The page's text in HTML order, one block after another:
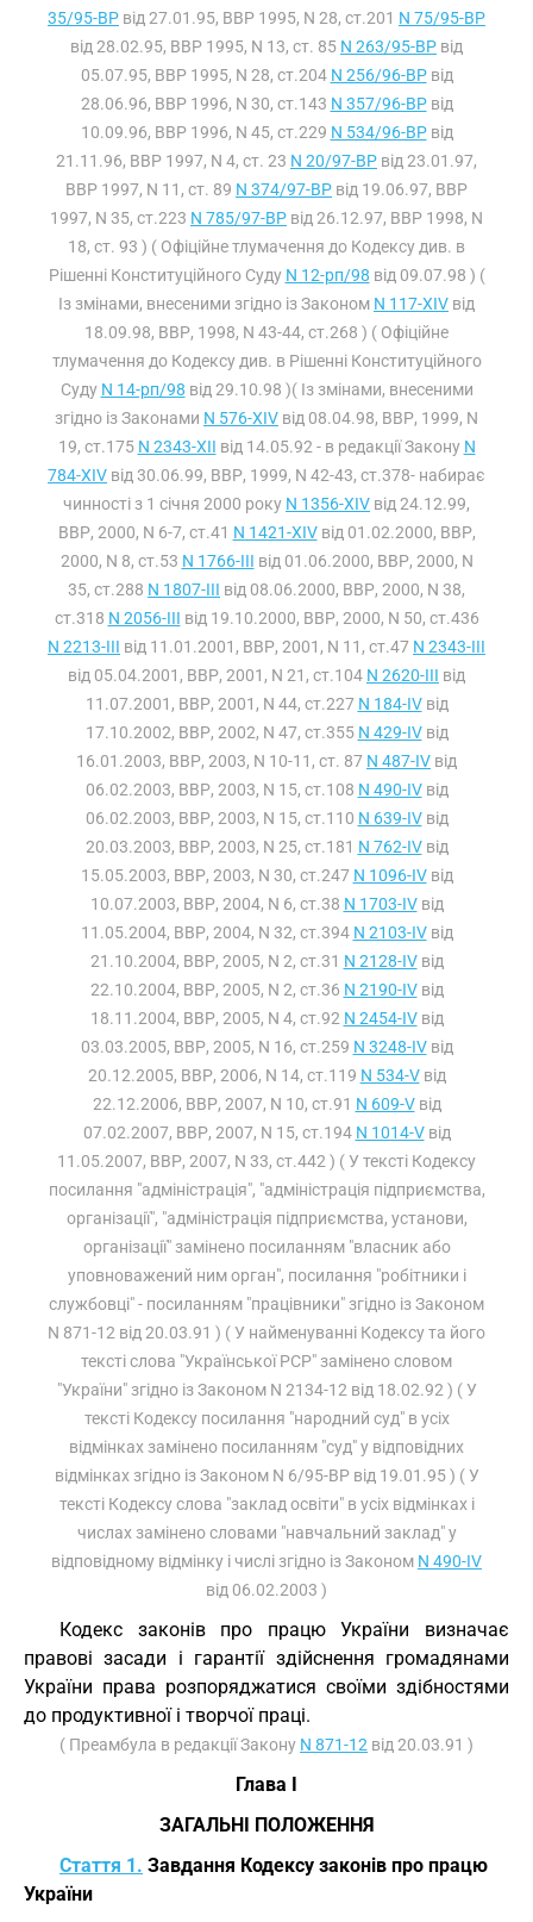
35/95-ВР від 27.01.95, ВВР 1995, N 28, ст.201 N 75/95-ВР
від 28.02.95, ВВР 1995, N 13, ст. 85 N 263/95-ВР від
05.07.95, ВВР 1995, N 28, ст.204 N 256/96-ВРвід
28.06.96, ВВР 1996, N 30, ст.143 N 357/96-ВРвід
10.09.96, ВВР 1996, N 45, ст.229 N 534/96-ВРвід
21.11.96, ВВР 1997, N 4, ст. 23 N 20/97-ВР від 23.01.97,
ВВР 1997, N 11, ст. 89 N 374/97-ВР від 19.06.97, ВВР
1997, N 35, ст.223 N 785/97-ВР від 26.12.97, ВВР 1998, N
18, ст. 93 ) ( Офіційне тлумачення до Кодексу див. в
Рішенні Конституційного Суду N 12-рп/98 від 09.07.98 ) (
Із змінами, внесеними згідно із Законом N 117-XIV від
18.09.98, ВВР, 1998, N 43-44, ст.268 ) ( Офіційне
тлумачення до Кодексу див. в Рішенні Конституційного
Суду N 14-рп/98 від 29.10.98 )( Із змінами, внесеними
згідно із Законами N 576-XIV від 08.04.98, ВВР, 1999, N
19, ст.175 N 2343-XII від 14.05.92 - в редакції Закону N
784-XIV від 30.06.99, ВВР, 1999, N 42-43, ст.378- набирає
чинності з 1 січня 2000 року N 1356-XIV від 24.12.99,
ВВР, 2000, N 6-7, ст.41 N 1421-XIVвід 01.02.2000, ВВР,
2000, N 8, ст.53 N 1766-III від 01.06.2000, ВВР, 2000, N
35, ст.288 N 1807-III від 08.06.2000, ВВР, 2000, N 38,
ст.318 N 2056-III від 19.10.2000, ВВР, 2000, N 50, ст.436
N 2213-III від 11.01.2001, ВВР, 2001, N 11, ст.47 N 2343-III
від 05.04.2001, ВВР, 2001, N 21, ст.104 N 2620-III від
11.07.2001, ВВР, 2001, N 44, ст.227 N 184-IVвід
17.10.2002, ВВР, 2002, N 47, ст.355 N 429-IVвід
16.01.2003, ВВР, 2003, N 10-11, ст. 87 N 487-IV від
06.02.2003, ВВР, 2003, N 15, ст.108 N 490-IVвід
06.02.2003, ВВР, 2003, N 15, ст.110 N 639-IVвід
20.03.2003, ВВР, 2003, N 25, ст.181 N 762-IVвід
15.05.2003, ВВР, 2003, N 30, ст.247 N 1096-IVвід
10.07.2003, ВВР, 2004, N 6, ст.38 N 1703-IVвід
11.05.2004, ВВР, 2004, N 32, ст.394 N 2103-IVвід
21.10.2004, ВВР, 2005, N 2, ст.31 N 2128-IVвід
22.10.2004, ВВР, 2005, N 2, ст.36 N 2190-IVвід
18.11.2004, ВВР, 2005, N 4, ст.92 N 2454-IVвід
03.03.2005, ВВР, 2005, N 16, ст.259 N 3248-IVвід
20.12.2005, ВВР, 2006, N 14, ст.119 N 534-Vвід
22.12.2006, ВВР, 2007, N 10, ст.91 N 609-Vвід
07.02.2007, ВВР, 2007, N 15, ст.194 N 1014-Vвід
11.05.2007, ВВР, 2007, N 33, ст.442 ) ( У тексті Кодексу
посилання "адміністрація", "адміністрація підприємства,
організації", "адміністрація підприємства, установи,
організації" замінено посиланням "власник або
уповноважений ним орган", посилання "робітники і
службовці" - посиланням "працівники" згідно із Законом
N 871-12 від 20.03.91 ) ( У найменуванні Кодексу та його
тексті слова "Української РСР" замінено словом
"України" згідно із Законом N 2134-12 від 18.02.92 ) ( У
тексті Кодексу посилання "народний суд" в усіх
відмінках замінено посиланням "суд" у відповідних
відмінках згідно із Законом N 6/95-ВР від 19.01.95 ) ( У
тексті Кодексу слова "заклад освіти" в усіх відмінках і
числах замінено словами "навчальний заклад" у
відповідному відмінку і числі згідно із Законом N 490-IV
від 06.02.2003 )
Кодекс законів про працю України визначає
правові засади і гарантії здійснення громадянами
України права розпоряджатися своїми здібностями
до продуктивної і творчої праці.
( Преамбула в редакції Закону N 871-12 від 20.03.91 )
Глава I
ЗАГАЛЬНІ ПОЛОЖЕННЯ
Стаття 1. Завдання Кодексу законів про працю
України